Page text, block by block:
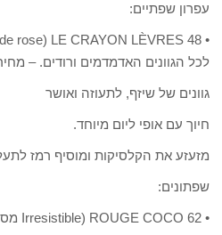
עפרון שפתיים:
לכל הגוונים האדמדמים ורודים. – מחיר 142.41
גוונים של שיזף, לתעוזה ואושר
חיוך עם אופי ליום מיוחד.
מזעזע את הקלסיקות ומוסיף רמז
שפתונים:
• ROUGE COCO 62 (Irresistible מס' 62), אדום-חום שחור עם נצנוצי כסף, קלאסי ויוקרתי – מחיר 213.62 ₪.